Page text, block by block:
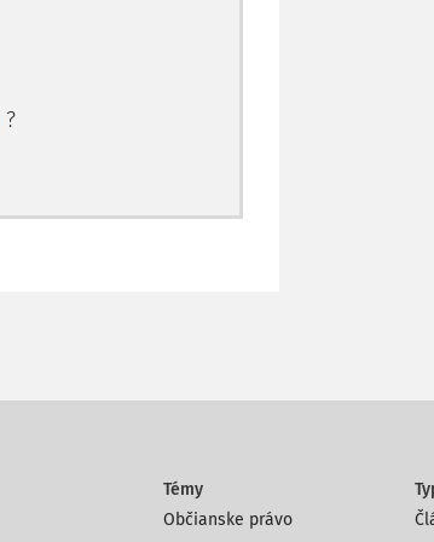
?
Témy
Občianske právo